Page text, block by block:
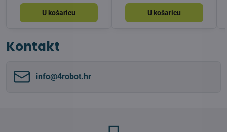
U košaricu U košaricu
Kontakt
info​@4robot​.hr